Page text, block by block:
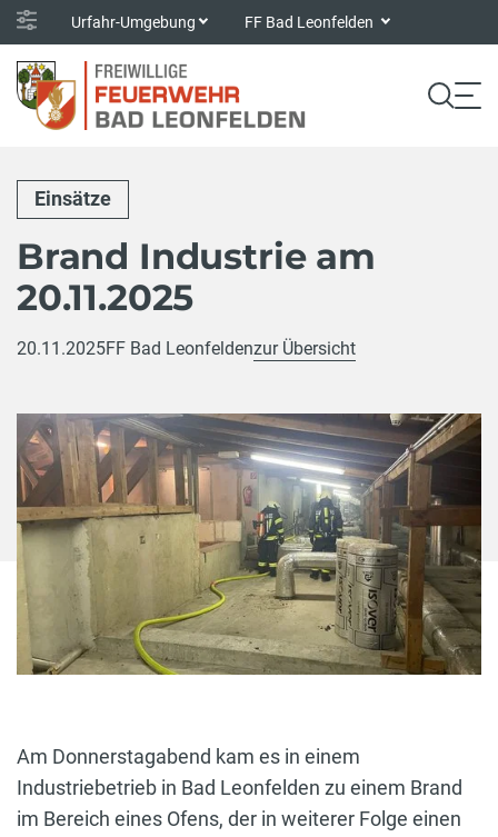
Urfahr-Umgebung FF Bad Leonfelden
Einsätze
Brand Industrie am
20.11.2025
20.11.2025FF Bad Leonfeldenzur Übersicht
Am Donnerstagabend kam es in einem
Industriebetrieb in Bad Leonfelden zu einem Brand
im Bereich eines Ofens, der in weiterer Folge einen